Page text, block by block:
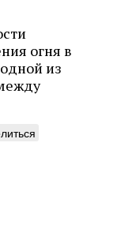
огня в
из